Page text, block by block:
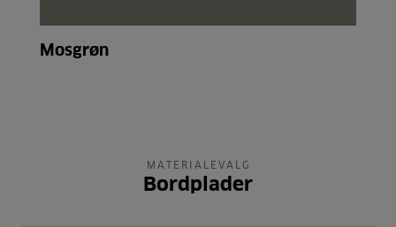
Mosgrøn
MATERIALEVALG
Bordplader